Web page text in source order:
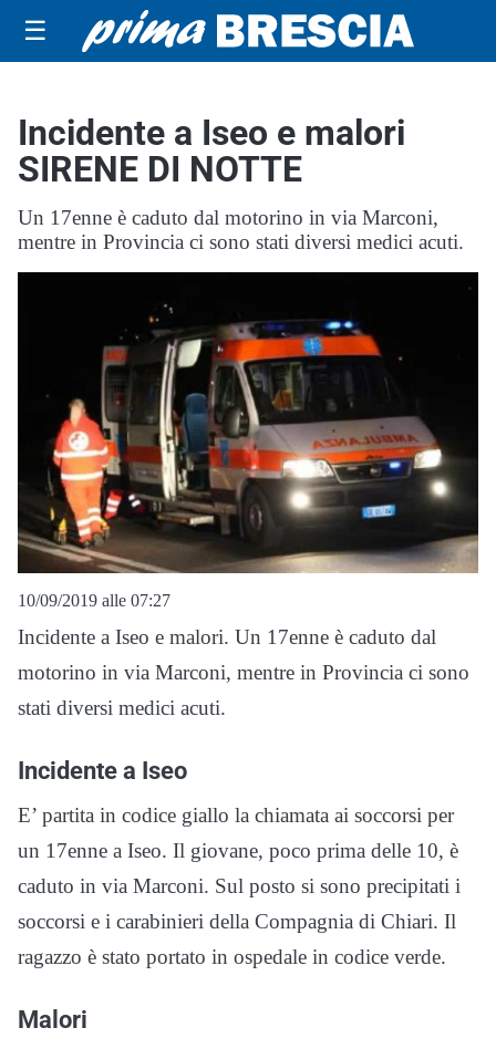
☰
Incidente a Iseo e malori
SIRENE DI NOTTE
Un 17enne è caduto dal motorino in via Marconi,
mentre in Provincia ci sono stati diversi medici acuti.
10/09/2019 alle 07:27
Incidente a Iseo e malori. Un 17enne è caduto dal
motorino in via Marconi, mentre in Provincia ci sono
stati diversi medici acuti.
Incidente a Iseo
E’ partita in codice giallo la chiamata ai soccorsi per
un 17enne a Iseo. Il giovane, poco prima delle 10, è
caduto in via Marconi. Sul posto si sono precipitati i
soccorsi e i carabinieri della Compagnia di Chiari. Il
ragazzo è stato portato in ospedale in codice verde.
Malori